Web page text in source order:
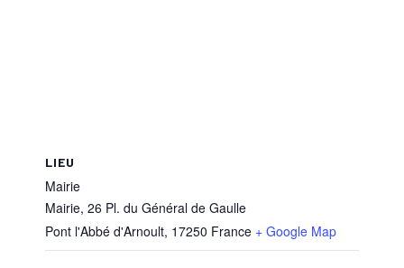
LIEU
Mairie
Mairie, 26 Pl. du Général de Gaulle
Pont l'Abbé d'Arnoult, 17250 France + Google Map